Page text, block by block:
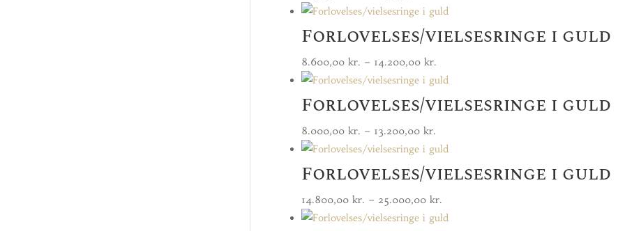
18.975,00 kr.
til
Forlovelses/vielsesringe i guld
8.600,00 kr. – 14.200,00 kr.Prisinterval:
8.600,00 kr.
til
Forlovelses/vielsesringe i guld
8.000,00 kr. – 13.200,00 kr.Prisinterval:
8.000,00 kr.
til
Forlovelses/vielsesringe i guld
14.800,00 kr. – 25.000,00 kr.Prisinterval:
14.800,00 kr.